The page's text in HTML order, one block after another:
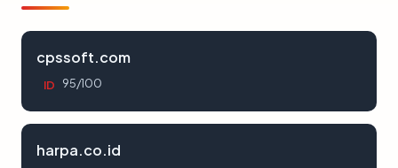
cpssoft.com
ID 95/100
harpa.co.id